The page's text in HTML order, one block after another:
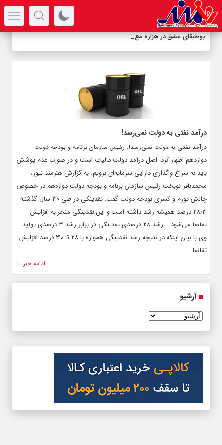
بوطیقای عشق در هزاره معاص_
درآمد نفتی به دولت نمی‌رسد!
درآمد نفتی به دولت نمی‌رسد!، رئیس سازمان برنامه و بودجه دولت
دوازدهم اظهار کرد: اصل درآمد دولت مالیات است و در صورت عدم پوشش
باید به سراغ واگذاری دارایی سرمایه‌ای برویم. به گزارش هنرمند نیوز،
محمدباقر نوبخت رئیس سازمان برنامه و بودجه دولت دوازدهم در خصوص
چالش تورم و کسری بودجه دولت گفت: نقدینگی در طی ۳۰ سال گذشته
۲۸٫۳ درصد همیشه رشد داشته است و این نقدینگی منجر به افزایش
تقاضا می‌شود. رشد ۲۸ درصدی نقدینگی در برابر رشد ۳ درصدی تولید
وی با بیان اینکه در نتیجه رشد نقدینگی همواره با ۲۸ تا ۳۰ درصد افزایش
تقاضا...
ادامه خبر
آرشیو